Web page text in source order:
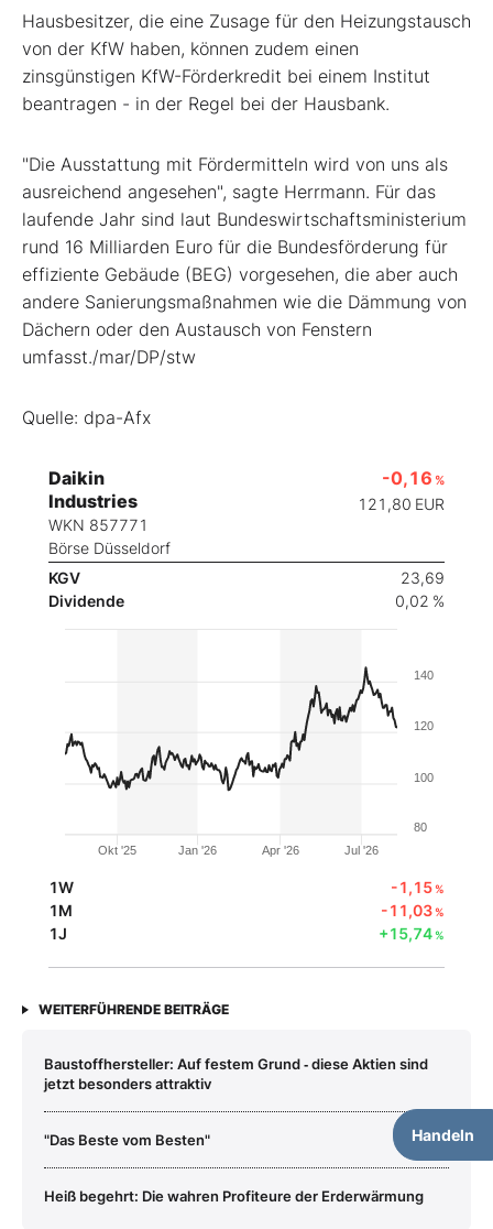
Hausbesitzer, die eine Zusage für den Heizungstausch
von der KfW haben, können zudem einen
zinsgünstigen KfW-Förderkredit bei einem Institut
beantragen - in der Regel bei der Hausbank.
"Die Ausstattung mit Fördermitteln wird von uns als
ausreichend angesehen", sagte Herrmann. Für das
laufende Jahr sind laut Bundeswirtschaftsministerium
rund 16 Milliarden Euro für die Bundesförderung für
effiziente Gebäude (BEG) vorgesehen, die aber auch
andere Sanierungsmaßnahmen wie die Dämmung von
Dächern oder den Austausch von Fenstern
umfasst./mar/DP/stw
Quelle: dpa-Afx
Daikin
Industries
WKN 857771
Börse Düsseldorf
-0,16 %
121,80 EUR
KGV
23,69
Dividende
0,02 %
Handeln
Okt '25 Jan '26 Apr '26 Jul '26
80
100
120
140
1W -1,15%
1M -11,03%
1J +15,74%
WEITERFÜHRENDE BEITRÄGE
Baustoffhersteller: Auf festem Grund ‑ diese Aktien sind
jetzt besonders attraktiv
"Das Beste vom Besten"
Heiß begehrt: Die wahren Profiteure der Erderwärmung